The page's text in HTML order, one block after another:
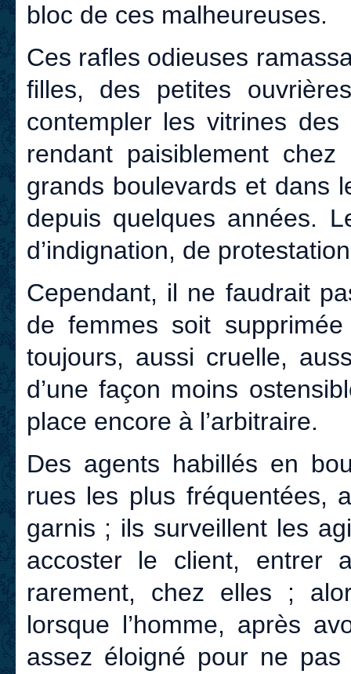
bloc de ces malheureuses.
Ces rafles odieuses
filles, des petites
contempler les vitrines
rendant paisiblement
grands boulevards et dans
depuis quelques années.
d’indignation, de
Cependant, il ne faudrait
de femmes soit
toujours, aussi cruelle,
d’une façon moins
place encore à l’arbitraire.
Des agents habillés en
rues les plus fréquentées,
garnis ; ils surveillent les
accoster le client, entrer
rarement, chez elles ;
lorsque l’homme, après
assez éloigné pour ne pas